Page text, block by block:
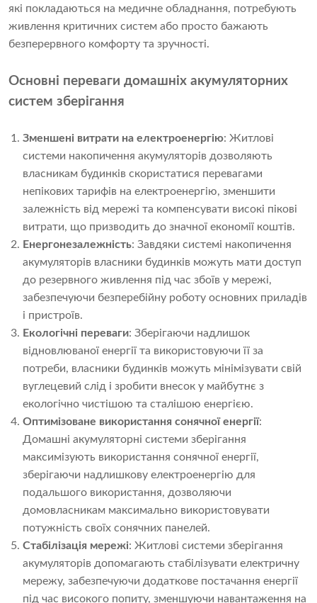
які покладаються на медичне обладнання, потребують
живлення критичних систем або просто бажають
безперервного комфорту та зручності.
Основні переваги домашніх акумуляторних
систем зберігання
Зменшені витрати на електроенергію: Житлові
системи накопичення акумуляторів дозволяють
власникам будинків скористатися перевагами
непікових тарифів на електроенергію, зменшити
залежність від мережі та компенсувати високі пікові
витрати, що призводить до значної економії коштів.
Енергонезалежність: Завдяки системі накопичення
акумуляторів власники будинків можуть мати доступ
до резервного живлення під час збоїв у мережі,
забезпечуючи безперебійну роботу основних приладів
і пристроїв.
Екологічні переваги: Зберігаючи надлишок
відновлюваної енергії та використовуючи її за
потреби, власники будинків можуть мінімізувати свій
вуглецевий слід і зробити внесок у майбутнє з
екологічно чистішою та сталішою енергією.
Оптимізоване використання сонячної енергії:
Домашні акумуляторні системи зберігання
максимізують використання сонячної енергії,
зберігаючи надлишкову електроенергію для
подальшого використання, дозволяючи
домовласникам максимально використовувати
потужність своїх сонячних панелей.
Стабілізація мережі: Житлові системи зберігання
акумуляторів допомагають стабілізувати електричну
мережу, забезпечуючи додаткове постачання енергії
під час високого попиту, зменшуючи навантаження на